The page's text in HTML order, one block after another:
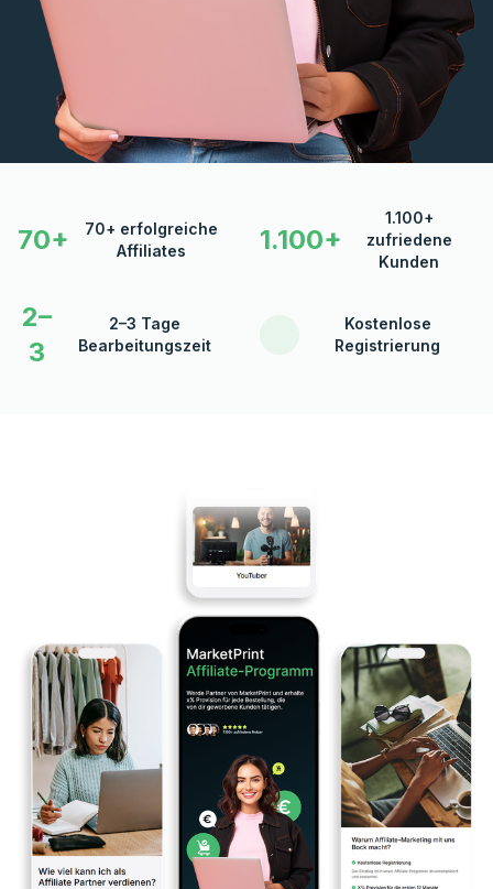
70+
70+ erfolgreiche
Affiliates
1.100+
1.100+
zufriedene
Kunden
2–
3
2–3 Tage
Bearbeitungszeit
Kostenlose
Registrierung